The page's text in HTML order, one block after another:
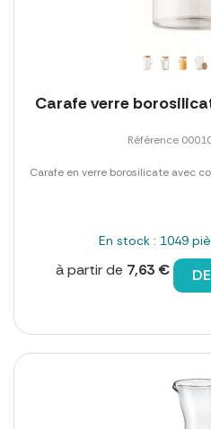
Carafe verre
Référence
Carafe en verre borosilicate avec
En stock : 1049
à partir de 7,63 €